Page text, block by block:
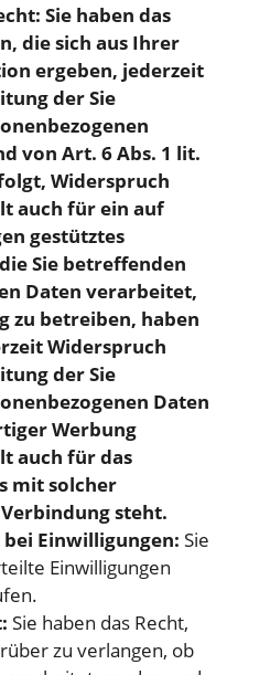
Sie haben das
die sich aus Ihrer
ergeben, jederzeit
der Sie
von Art. 6 Abs. 1 lit.
Widerspruch
auch für ein auf
gestütztes
Sie betreffenden
Daten verarbeitet,
zu betreiben, haben
Widerspruch
der Sie
Daten
Werbung
auch für das
mit solcher
steht.
Einwilligungen: Sie
Einwilligungen
Sie haben das Recht,
zu verlangen, ob